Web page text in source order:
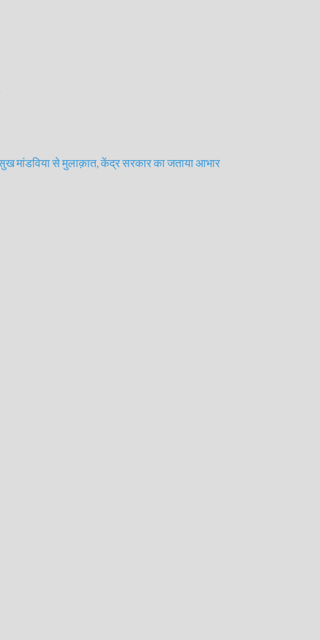
मांडविया से मुलाक़ात, केंद्र सरकार का जताया आभार